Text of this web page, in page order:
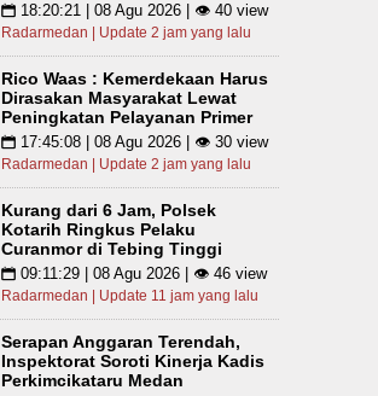
📅 18:20:21 | 08 Agu 2026 | 👁 40 view
Radarmedan | Update 2 jam yang lalu
Rico Waas : Kemerdekaan Harus
Dirasakan Masyarakat Lewat
Peningkatan Pelayanan Primer
📅 17:45:08 | 08 Agu 2026 | 👁 30 view
Radarmedan | Update 2 jam yang lalu
Kurang dari 6 Jam, Polsek
Kotarih Ringkus Pelaku
Curanmor di Tebing Tinggi
📅 09:11:29 | 08 Agu 2026 | 👁 46 view
Radarmedan | Update 11 jam yang lalu
Serapan Anggaran Terendah,
Inspektorat Soroti Kinerja Kadis
Perkimcikataru Medan